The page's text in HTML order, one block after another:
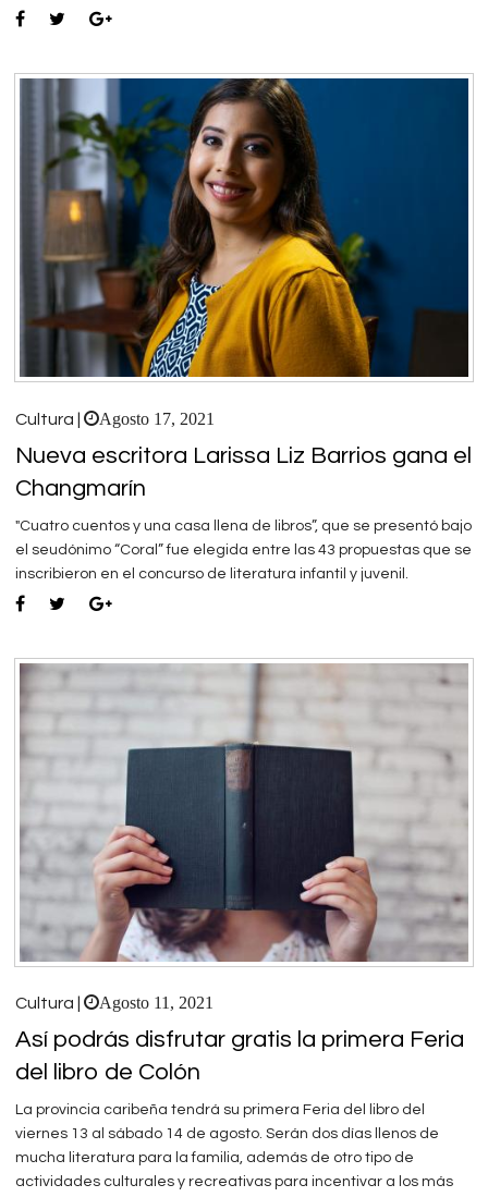
Cultura | Agosto 17, 2021
Nueva escritora Larissa Liz Barrios gana el
Changmarín
"Cuatro cuentos y una casa llena de libros”, que se presentó bajo
el seudónimo “Coral” fue elegida entre las 43 propuestas que se
inscribieron en el concurso de literatura infantil y juvenil.
Cultura | Agosto 11, 2021
Así podrás disfrutar gratis la primera Feria
del libro de Colón
La provincia caribeña tendrá su primera Feria del libro del
viernes 13 al sábado 14 de agosto. Serán dos días llenos de
mucha literatura para la familia, además de otro tipo de
actividades culturales y recreativas para incentivar a los más